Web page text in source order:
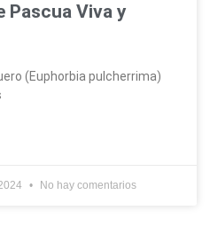
Pascua Viva y
(Euphorbia pulcherrima)
No hay comentarios